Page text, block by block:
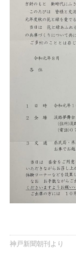
神戸新聞朝刊より